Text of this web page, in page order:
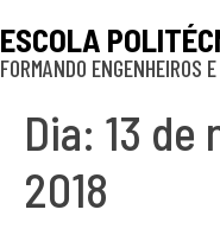
ESCOLA
FORMANDO ENGENHEIROS
Dia: 13 de
2018